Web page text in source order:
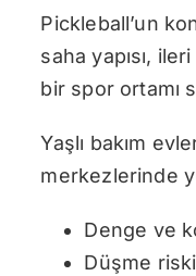
Pickleball’un
saha yapısı,
bir spor ortamı
Yaşlı bakım
merkezlerinde
Denge ve
Düşme